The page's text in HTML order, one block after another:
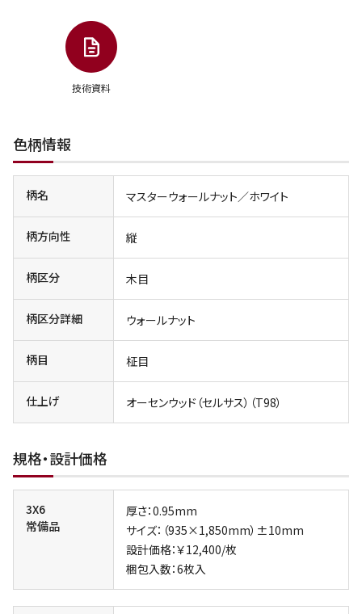
技術資料
色柄情報
柄名 マスターウォールナット／ホワイト
柄方向性 縦
柄区分 木目
柄区分詳細 ウォールナット
柄目 柾目
仕上げ オーセンウッド（セルサス）（T98）
規格・設計価格
3X6
常備品
厚さ：0.95mm
サイズ：（935×1,850mm）±10mm
設計価格：￥12,400/枚
梱包入数：6枚入